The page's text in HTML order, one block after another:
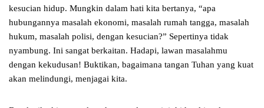
kesucian hidup. Mungkin dalam hati kita bertanya, “apa
hubungannya masalah ekonomi, masalah rumah tangga, masalah
hukum, masalah polisi, dengan kesucian?” Sepertinya tidak
nyambung. Ini sangat berkaitan. Hadapi, lawan masalahmu
dengan kekudusan! Buktikan, bagaimana tangan Tuhan yang kuat
akan melindungi, menjagai kita.